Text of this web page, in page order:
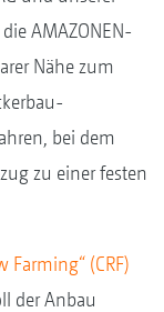
AMAZONEN-
Nähe zum
bei dem
zu einer festen
Farming“ (CRF)
der Anbau